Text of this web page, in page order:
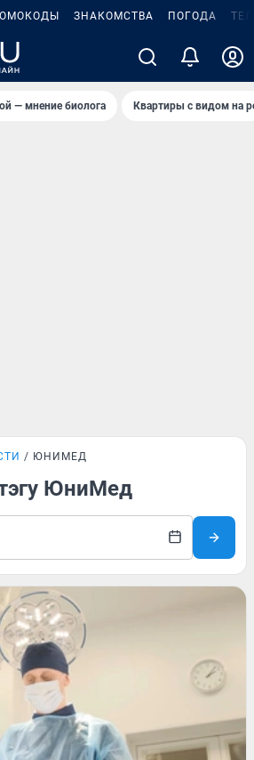
ЗНАКОМСТВА ПОГОДА
— мнение биолога Квартиры с видом на
ЮНИМЕД
ЮниМед